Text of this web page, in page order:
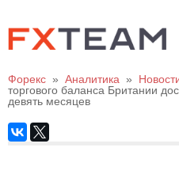
Форекс » Аналитика »
торгового баланса Британии
девять месяцев